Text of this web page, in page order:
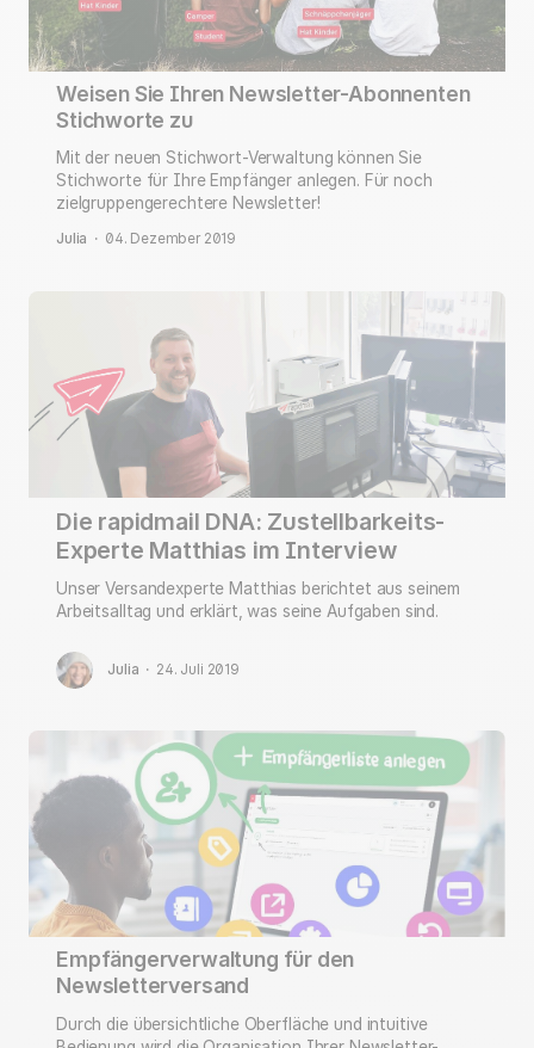
Weisen Sie Ihren Newsletter-Abonnenten
Stichworte zu
Mit der neuen Stichwort-Verwaltung können Sie
Stichworte für Ihre Empfänger anlegen. Für noch
zielgruppengerechtere Newsletter!
Julia · 04. Dezember 2019
Die rapidmail DNA: Zustellbarkeits-
Experte Matthias im Interview
Unser Versandexperte Matthias berichtet aus seinem
Arbeitsalltag und erklärt, was seine Aufgaben sind.
Julia · 24. Juli 2019
Empfängerverwaltung für den
Newsletterversand
Durch die übersichtliche Oberfläche und intuitive